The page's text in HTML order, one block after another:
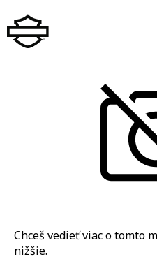
Chceš vedieť viac o tomto
nižšie.